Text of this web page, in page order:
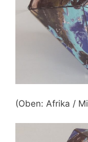
(Oben: Afrika /